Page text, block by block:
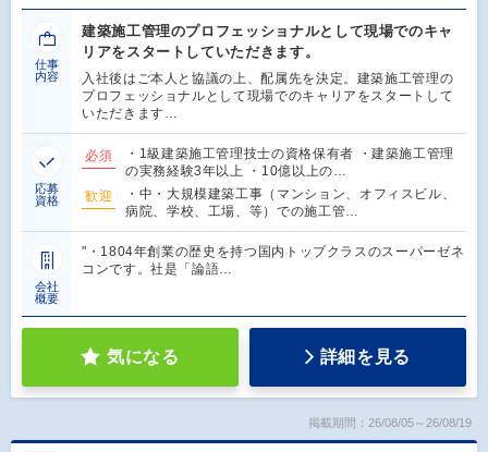
仕事
内容
建築施工管理のプロフェッショナルとして現場でのキャ
リアをスタートしていただきます。
入社後はご本人と協議の上、配属先を決定。建築施工管理の
プロフェッショナルとして現場でのキャリアをスタートして
いただきます…
応募
資格
必須
・1級建築施工管理技士の資格保有者 ・建築施工管理
の実務経験3年以上 ・10億以上の…
歓迎
・中・大規模建築工事（マンション、オフィスビル、
病院、学校、工場、等）での施工管…
会社
概要
"・1804年創業の歴史を持つ国内トップクラスのスーパーゼネ
コンです。社是「論語…
気になる 詳細を見る
掲載期間：26/08/05～26/08/19